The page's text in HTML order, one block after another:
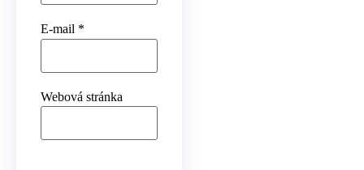
E-mail *
Webová stránka